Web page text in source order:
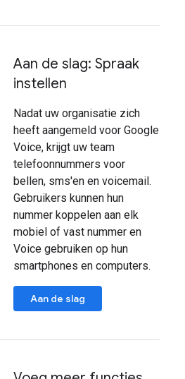
Aan de slag: Spraak
instellen
Nadat uw organisatie zich
heeft aangemeld voor Google
Voice, krijgt uw team
telefoonnummers voor
bellen, sms'en en voicemail.
Gebruikers kunnen hun
nummer koppelen aan elk
mobiel of vast nummer en
Voice gebruiken op hun
smartphones en computers.
Aan de slag